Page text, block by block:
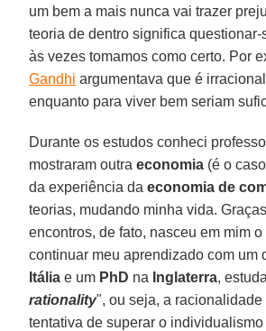
um bem a mais nunca vai trazer
teoria de dentro significa questionar-
às vezes tomamos como certo. Por
Gandhi argumentava que é
enquanto para viver bem seriam
Durante os estudos conheci
mostraram outraeconomia (é o
da experiência daeconomia de
teorias, mudando minha vida.
encontros, de fato, nasceu em mim
continuar meu aprendizado com um
Itália e um PhD na Inglaterra,
rationality", ou seja, a racionalidade
tentativa de superar o